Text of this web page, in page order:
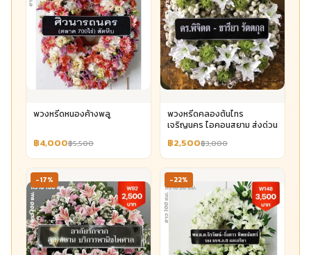
พวงหรีดหนองค้างพลู
฿4,000฿5,500
พวงหรีดคลองต้นไทร
เจริญนคร ไอคอนสยาม ส่งด่วน
฿2,500฿3,000
-17% -22%